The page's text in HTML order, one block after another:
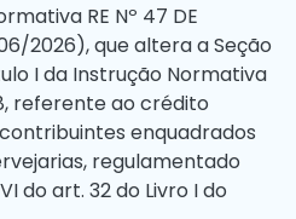
RE Nº 47 DE
2026), que altera aSeção
I da Instrução Normativa
, referente ao crédito
enquadrados
regulamentado
do art. 32 do Livro I do